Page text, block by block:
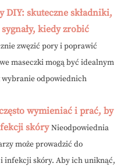
DIY: skuteczne składniki,
kiedy zrobić
zwęzić pory i poprawić
maseczki mogą być idealnym
wybranie odpowiednich
wymieniać i prać, by
skóry Nieodpowiednia
może prowadzić do
infekcji skóry. Aby ich uniknąć,